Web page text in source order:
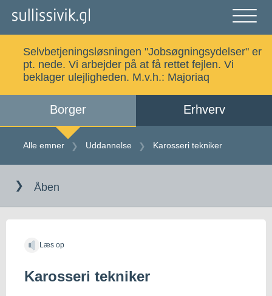
luk
Alle emner Selvbetjening
Kalaallisut
Selvbetjeningsløsningen "Jobsøgningsydelser" er
pt. nede. Vi arbejder på at få rettet fejlen. Vi
beklager ulejligheden. M.v.h.: Majoriaq
Borger Erhverv
Alle emner Uddannelse Karosseri tekniker
indholdet
Åben
Læs op
Karosseri tekniker